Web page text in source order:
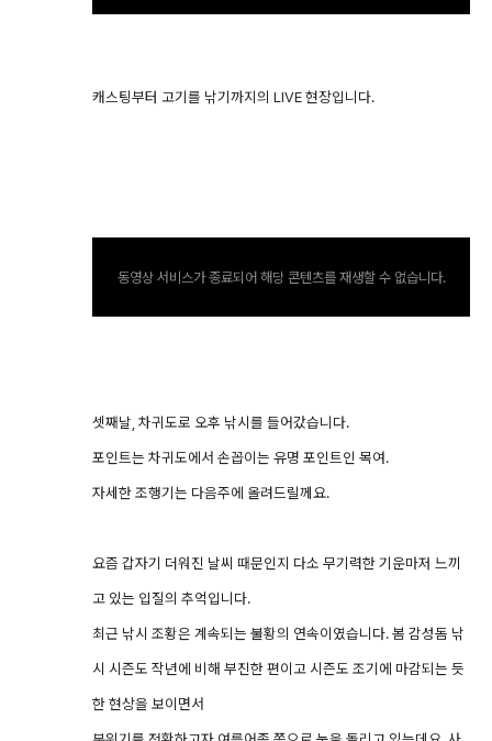
캐스팅부터 고기를 낚기까지의 LIVE 현장입니다.
동영상 서비스가 종료되어 해당 콘텐츠를 재생할 수 없습니다.
셋째날, 차귀도로 오후 낚시를 들어갔습니다.
포인트는 차귀도에서 손꼽이는 유명 포인트인 목여.
자세한 조행기는 다음주에 올려드릴께요.
요즘 갑자기 더워진 날씨 때문인지 다소 무기력한 기운마저 느끼
고 있는 입질의 추억입니다.
최근 낚시 조황은 계속되는 불황의 연속이였습니다. 봄 감성돔 낚
시 시즌도 작년에 비해 부진한 편이고 시즌도 조기에 마감되는 듯
한 현상을 보이면서